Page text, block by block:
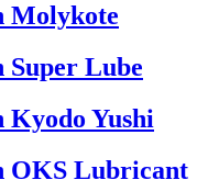
Molykote
Lube
Yushi
OKS Lubricant